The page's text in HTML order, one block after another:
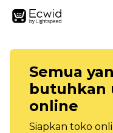
Semua
butuhkan
online
Siapkan toko